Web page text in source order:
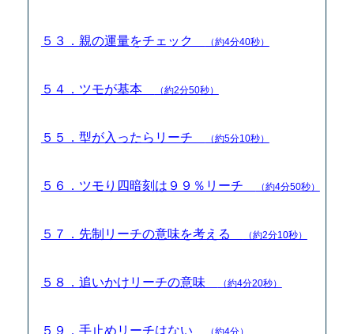
５３．親の運量をチェック （約4分40秒）
５４．ツモが基本 （約2分50秒）
５５．型が入ったらリーチ （約5分10秒）
５６．ツモり四暗刻は９９％リーチ （約4分50秒）
５７．先制リーチの意味を考える （約2分10秒）
５８．追いかけリーチの意味 （約4分20秒）
５９．手止めリーチはない （約4分）